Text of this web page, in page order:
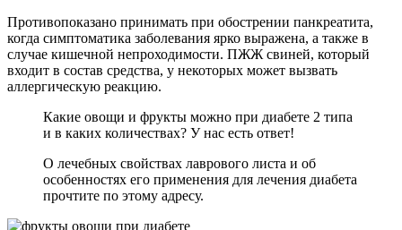
Противопоказано принимать при обострении панкреатита,
когда симптоматика заболевания ярко выражена, а также в
случае кишечной непроходимости. ПЖЖ свиней, который
входит в состав средства, у некоторых может вызвать
аллергическую реакцию.
Какие овощи и фрукты можно при диабете 2 типа
и в каких количествах? У нас есть ответ!
О лечебных свойствах лаврового листа и об
особенностях его применения для лечения диабета
прочтите по этому адресу.